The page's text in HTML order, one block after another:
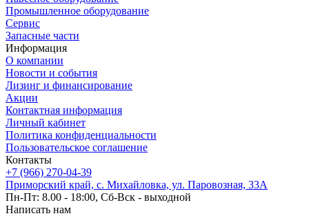
Промышленное оборудование
Сервис
Запасные части
Информация
О компании
Новости и события
Лизинг и финансирование
Акции
Контактная информация
Личный кабинет
Политика конфиденциальности
Пользовательское соглашение
Контакты
+7 (966) 270-04-39
Приморский край, с. Михайловка, ул. Паровозная, 33А
Пн-Пт: 8.00 - 18:00, Сб-Вск - выходной
Написать нам